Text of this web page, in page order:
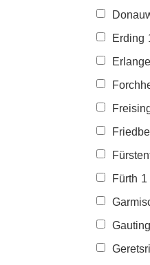
Erding
Fürth 1
Gauting